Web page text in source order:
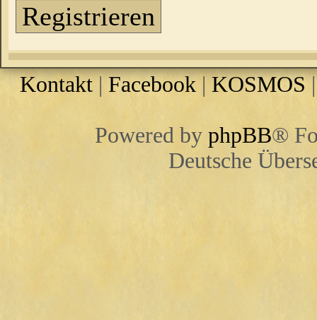
Registrieren
Kontakt | Facebook |KOSMOS
Powered by phpBB®
Deutsche